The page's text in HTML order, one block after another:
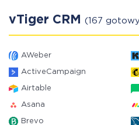
vTiger CRM (167
AWeber
ActiveCampaign
Airtable
Asana
Brevo